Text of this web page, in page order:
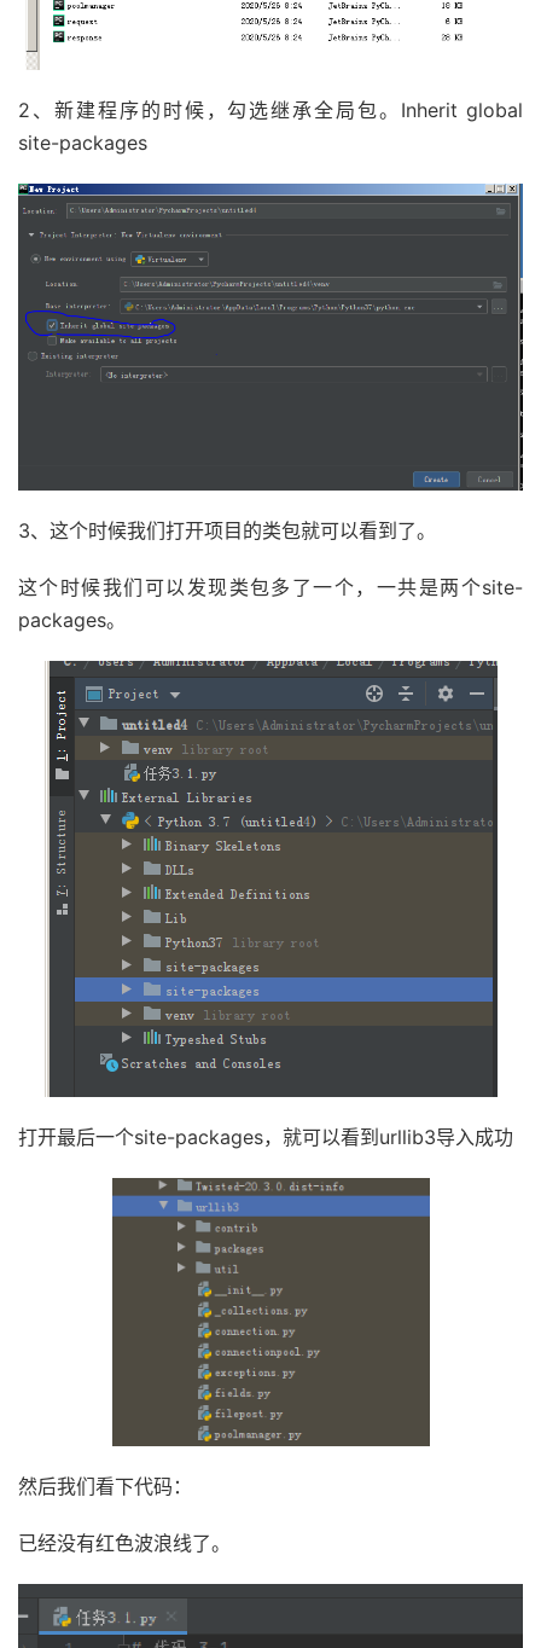
2、新建程序的时候，勾选继承全局包。Inherit global
site-packages
3、这个时候我们打开项目的类包就可以看到了。
这个时候我们可以发现类包多了一个，一共是两个site-
packages。
打开最后一个site-packages，就可以看到urllib3导入成功
然后我们看下代码：
已经没有红色波浪线了。